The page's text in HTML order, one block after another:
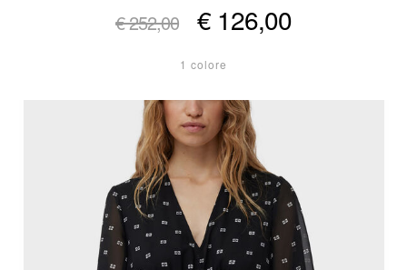
€ 252,00 € 126,00
1 colore